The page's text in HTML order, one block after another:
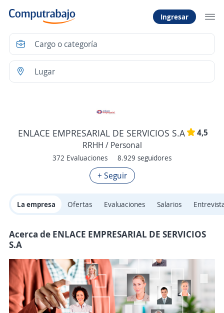
Ingresar
ENLACE EMPRESARIAL DE SERVICIOS S.A
4,5
RRHH / Personal
372 Evaluaciones 8.929 seguidores
+ Seguir
La empresa Ofertas Evaluaciones Salarios
Acerca de ENLACE EMPRESARIAL DE SERVICIOS
S.A